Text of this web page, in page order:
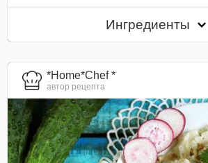
Ингредиенты
*Home*Chef *
автор рецепта